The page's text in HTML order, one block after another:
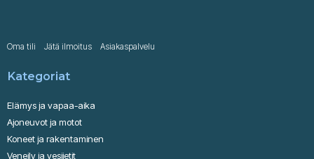
Oma tili Jätä ilmoitus Asiakaspalvelu
Kategoriat
Elämys ja vapaa-aika
Ajoneuvot ja motot
Koneet ja rakentaminen
Veneily ja vesijetit